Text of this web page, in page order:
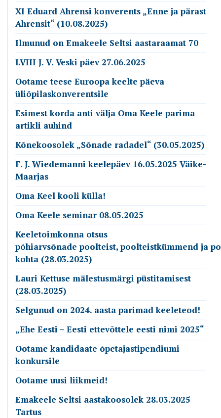
XI Eduard Ahrensi konverents „Enne ja pärast
Ahrensit“ (10.08.2025)
Ilmunud on Emakeele Seltsi aastaraamat 70
LVIII J. V. Veski päev 27.06.2025
Ootame teese Euroopa keelte päeva
üliõpilaskonverentsile
Esimest korda anti välja Oma Keele parima
artikli auhind
Kõnekoosolek „Sõnade radadel“ (30.05.2025)
F. J. Wiedemanni keelepäev 16.05.2025 Väike-
Maarjas
Oma Keel kooli külla!
Oma Keele seminar 08.05.2025
Keeletoimkonna otsus
põhiarvsõnade poolteist, poolteistkümmend ja
kohta (28.03.2025)
Lauri Kettuse mälestusmärgi püstitamisest
(28.03.2025)
Selgunud on 2024. aasta parimad keeleteod!
„Ehe Eesti – Eesti ettevõttele eesti nimi 2025“
Ootame kandidaate õpetajastipendiumi
konkursile
Ootame uusi liikmeid!
Emakeele Seltsi aastakoosolek 28.03.2025
Tartus